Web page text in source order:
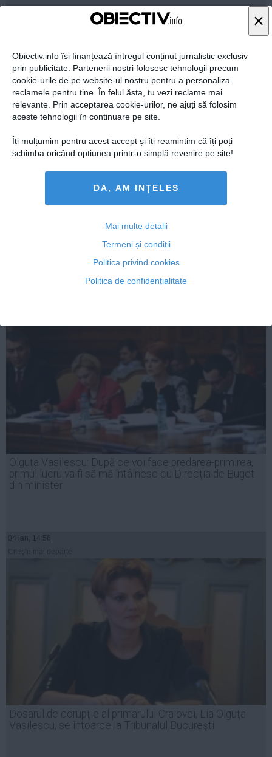
×
Obiectiv.info își finanțează întregul conținut jurnalistic exclusiv
prin publicitate. Partenerii noștri folosesc tehnologii precum
cookie-urile de pe website-ul nostru pentru a personaliza
reclamele pentru tine. În felul ăsta, tu vezi reclame mai
relevante. Prin acceptarea cookie-urilor, ne ajuți să folosim
aceste tehnologii în continuare pe site.
Îți mulțumim pentru acest accept și îți reamintim că îți poți
schimba oricând opțiunea printr-o simplă revenire pe site!
DA, AM INȚELES
Mai multe detalii
Termeni și condiții
Politica privind cookies
Politica de confidențialitate
Olguța Vasilescu: După ce voi face predarea-primirea,
primul lucru va fi să mă întâlnesc cu Direcția de Buget
din minister
04 ian, 14:56
Dosarul de corupţie al primarului Craiovei, Lia Olguţa
Vasilescu, se întoarce la Tribunalul Bucureşti